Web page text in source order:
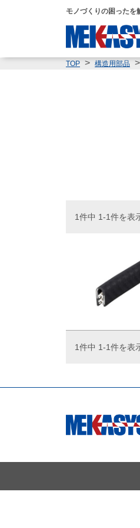
モノづくりの困ったを
TOP 構造用部品
1件中 1-1件を表
1件中 1-1件を表